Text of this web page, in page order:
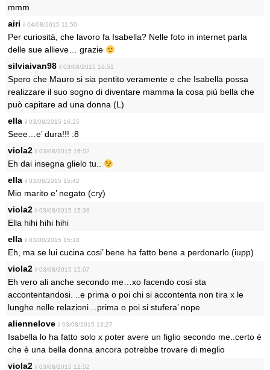
mmm
airi il 04/08/2015 11:50
Per curiosità, che lavoro fa Isabella? Nelle foto in internet parla
delle sue allieve… grazie
silviaivan98 il 03/08/2015 16:51
Spero che Mauro si sia pentito veramente e che Isabella possa
realizzare il suo sogno di diventare mamma la cosa più bella che
può capitare ad una donna (L)
ella il 03/08/2015 16:25
Seee…e’ dura!!! :8
viola2 il 03/08/2015 16:02
Eh dai insegna glielo tu..
ella il 03/08/2015 15:42
Mio marito e’ negato (cry)
viola2 il 03/08/2015 15:36
Ella hihi hihi hihi
ella il 03/08/2015 15:18
Eh, ma se lui cucina cosi’ bene ha fatto bene a perdonarlo (iupp)
viola2 il 03/08/2015 15:07
Eh vero ali anche secondo me…xo facendo così sta
accontentandosi. ..e prima o poi chi si accontenta non tira x le
lunghe nelle relazioni…prima o poi si stufera’ nope
aliennelove il 03/08/2015 13:27
Isabella lo ha fatto solo x poter avere un figlio secondo me..certo è
che è una bella donna ancora potrebbe trovare di meglio
viola2 il 03/08/2015 12:52